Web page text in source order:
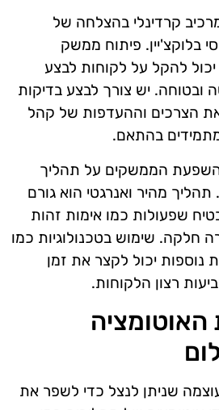
קרדינלי בהצלחה של
בלוקצ'יין. פיתוח ממשק
יכול להקל על לקוחות לבצע
ובטוחה. יש צורך לבצע בדיקות
הצרכים וההעדפות של קהל
בהתאם.
הממשקים על תהליך
מהיר ואנרגטי הוא גורם
שפעולות כמו אימות זהות
חלקה. שימוש בטכנולוגיות כמו
נוספות יכול לקצר את זמן
רצון הלקוחות.
האוטומציה
שניתן לנצל כדי לשפר את